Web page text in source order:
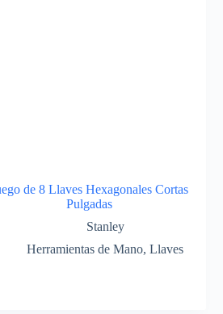
de 8 Llaves Hexagonales Cortas
Pulgadas
Stanley
Herramientas de Mano, Llaves